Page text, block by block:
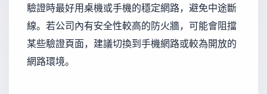
驗證時最好用桌機或手機的穩定網路，避免中途斷
線。若公司內有安全性較高的防火牆，可能會阻擋
某些驗證頁面，建議切換到手機網路或較為開放的
網路環境。